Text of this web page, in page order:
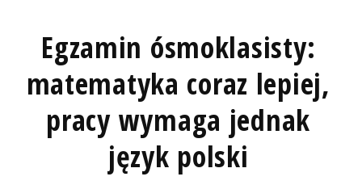
Egzamin ósmoklasisty:
matematyka coraz lepiej,
pracy wymaga jednak
język polski